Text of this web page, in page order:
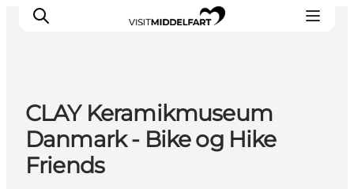
Oplevelser
Mad og drikke
Overnatning
CLAY Keramikmuseum
Danmark - Bike og Hike
Friends